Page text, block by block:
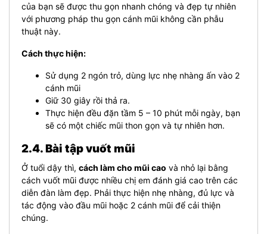
của bạn sẽ được thu gọn nhanh chóng và đẹp tự nhiên
với phương pháp thu gọn cánh mũi không cần phẫu
thuật này.
Cách thực hiện:
Sử dụng 2 ngón trỏ, dùng lực nhẹ nhàng ấn vào 2
cánh mũi
Giữ 30 giây rồi thả ra.
Thực hiện đều đặn tầm 5 – 10 phút mỗi ngày, bạn
sẽ có một chiếc mũi thon gọn và tự nhiên hơn.
2.4. Bài tập vuốt mũi
Ở tuổi dậy thì, cách làm cho mũi cao và nhỏ lại bằng
cách vuốt mũi được nhiều chị em đánh giá cao trên các
diễn đàn làm đẹp. Phải thực hiện nhẹ nhàng, đủ lực và
tác động vào đầu mũi hoặc 2 cánh mũi để cải thiện
chúng.